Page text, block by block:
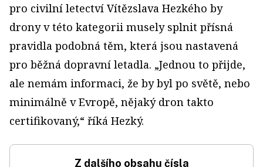
pro civilní letectví Vítězslava Hezkého by
drony v této kategorii musely splnit přísná
pravidla podobná těm, která jsou nastavená
pro běžná dopravní letadla. „Jednou to přijde,
ale nemám informaci, že by byl po světě, nebo
minimálně v Evropě, nějaký dron takto
certifikovaný,“ říká Hezký.
Z dalšího obsahu čísla